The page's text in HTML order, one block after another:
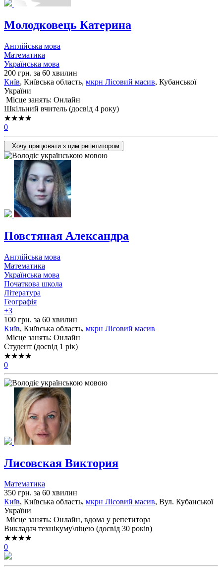
Молодковець Катерина
Англійська мова
Математика
Українська мова
200 грн. за 60 хвилин
Київ, Київська область, мкрн Лісовий масив, Кубанської
України
Місце занять: Онлайн
Шкільний вчитель (досвід 4 року)
★★★★
0
Хочу працювати з цим репетитором
Повстяная Александра
Англійська мова
Математика
Українська мова
Початкова школа
Література
Географія
+3
100 грн. за 60 хвилин
Київ, Київська область, мкрн Лісовий масив
Місце занять: Онлайн
Cтудент (досвід 1 рік)
★★★★
0
Лисовская Виктория
Математика
350 грн. за 60 хвилин
Київ, Київська область, мкрн Лісовий масив, Вул. Кубанської
України
Місце занять: Онлайн, вдома у репетитора
Викладач технікуму\ліцею (досвід 30 років)
★★★★
0